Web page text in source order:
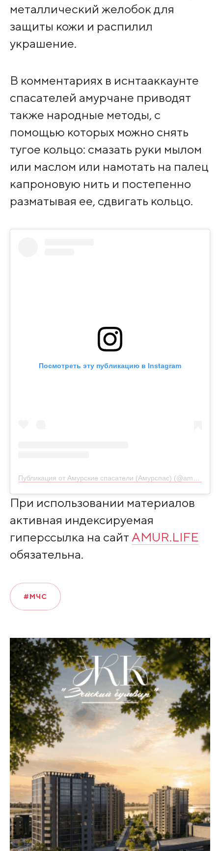
металлический желобок для
защиты кожи и распилил
украшение.
В комментариях в иснтааккаунте
спасателей амурчане приводят
также народные методы, с
помощью которых можно снять
тугое кольцо: смазать руки мылом
или маслом или намотать на палец
капроновую нить и постепенно
разматывая ее, сдвигать кольцо.
Посмотреть эту публикацию в Instagram
Публикация от Амурские спасатели (Амурспас) (@amurskiespasateli)
При использовании материалов
активная индексируемая
гиперссылка на сайт AMUR.LIFE
обязательна.
#МЧС